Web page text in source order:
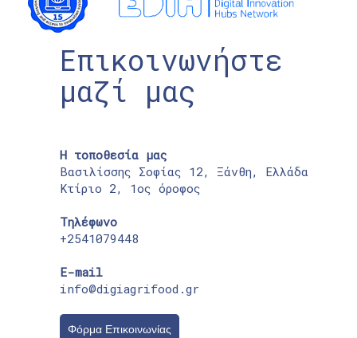
Επικοινωνήστε
μαζί μας
Η τοποθεσία μας
Βασιλίσσης Σοφίας 12, Ξάνθη, Ελλάδα
Κτίριο 2, 1ος όροφος
Τηλέφωνο
+2541079448
E-mail
info@digiagrifood.gr
Φόρμα Επικοινωνίας